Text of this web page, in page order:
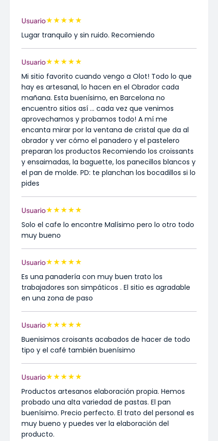
Usuario★★★★★
Lugar tranquilo y sin ruido. Recomiendo
Usuario★★★★★
Mi sitio favorito cuando vengo a Olot! Todo lo que
hay es artesanal, lo hacen en el Obrador cada
mañana. Esta buenísimo, en Barcelona no
encuentro sitios así ... cada vez que venimos
aprovechamos y probamos todo! A mí me
encanta mirar por la ventana de cristal que da al
obrador y ver cómo el panadero y el pastelero
preparan los productos Recomiendo los croissants
y ensaimadas, la baguette, los panecillos blancos y
el pan de molde. PD: te planchan los bocadillos si lo
pides
Usuario★★★★★
Solo el cafe lo encontre Malísimo pero lo otro todo
muy bueno
Usuario★★★★★
Es una panadería con muy buen trato los
trabajadores son simpáticos . El sitio es agradable
en una zona de paso
Usuario★★★★★
Buenisimos croisants acabados de hacer de todo
tipo y el café también buenísimo
Usuario★★★★★
Productos artesanos elaboración propia. Hemos
probado una alta variedad de pastas. El pan
buenísimo. Precio perfecto. El trato del personal es
muy bueno y puedes ver la elaboración del
producto.